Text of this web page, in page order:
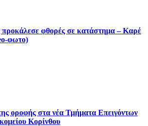
προκάλεσε φθορές σε κατάστημα – Καρέ
φωτο)
οροφής στα νέα Τμήματα Επειγόντων
Κορίνθου